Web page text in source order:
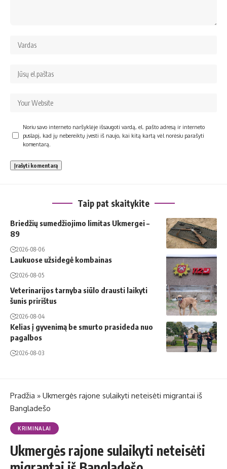
Noriu savo interneto naršyklėje išsaugoti vardą, el. pašto adresą ir interneto
puslapį, kad jų nebereiktų įvesti iš naujo, kai kitą kartą vėl norėsiu parašyti
komentarą.
Taip pat skaitykite
Briedžių sumedžiojimo limitas Ukmergei –
89
2026-08-06
Laukuose užsidegė kombainas
2026-08-05
Veterinarijos tarnyba siūlo drausti laikyti
šunis pririštus
2026-08-04
Kelias į gyvenimą be smurto prasideda nuo
pagalbos
2026-08-03
Pradžia » Ukmergės rajone sulaikyti neteisėti migrantai iš
Bangladešo
KRIMINALAI
Ukmergės rajone sulaikyti neteisėti